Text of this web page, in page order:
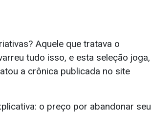
Aquele que tratava o
tudo isso, e esta seleção joga,
a crônica publicada no site
o preço por abandonar seu